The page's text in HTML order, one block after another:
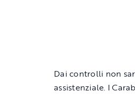
Dai controlli non
assistenziale. I